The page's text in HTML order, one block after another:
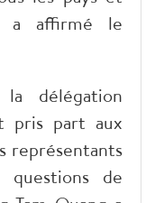
a affirmé le
délégation
pris part aux
représentants
de